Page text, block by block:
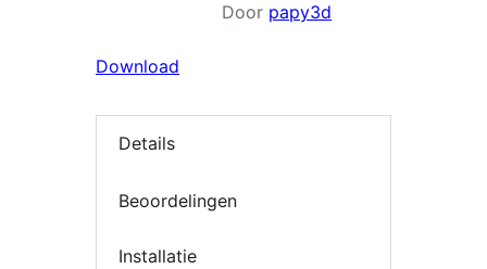
Door papy3d
Download
Details
Beoordelingen
Installatie